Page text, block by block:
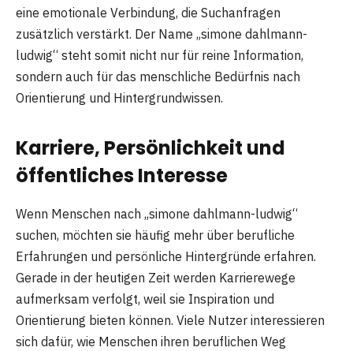
eine emotionale Verbindung, die Suchanfragen
zusätzlich verstärkt. Der Name „simone dahlmann-
ludwig“ steht somit nicht nur für reine Information,
sondern auch für das menschliche Bedürfnis nach
Orientierung und Hintergrundwissen.
Karriere, Persönlichkeit und
öffentliches Interesse
Wenn Menschen nach „simone dahlmann-ludwig“
suchen, möchten sie häufig mehr über berufliche
Erfahrungen und persönliche Hintergründe erfahren.
Gerade in der heutigen Zeit werden Karrierewege
aufmerksam verfolgt, weil sie Inspiration und
Orientierung bieten können. Viele Nutzer interessieren
sich dafür, wie Menschen ihren beruflichen Weg